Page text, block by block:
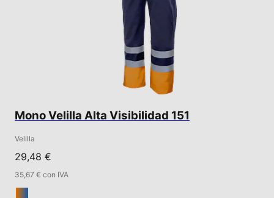
Mono Velilla Alta Visibilidad 151
Velilla
29,48 €
35,67 € con IVA